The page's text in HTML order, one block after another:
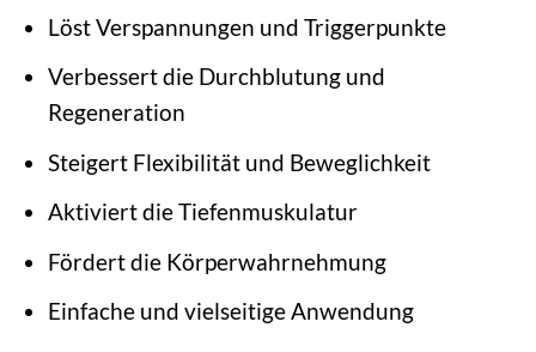
Löst Verspannungen und Triggerpunkte
Verbessert die Durchblutung und
Regeneration
Steigert Flexibilität und Beweglichkeit
Aktiviert die Tiefenmuskulatur
Fördert die Körperwahrnehmung
Einfache und vielseitige Anwendung